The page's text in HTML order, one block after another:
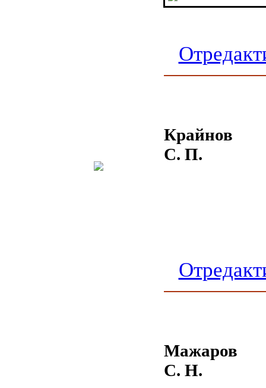
Крайнов
С. П.
Мажаров
С. Н.